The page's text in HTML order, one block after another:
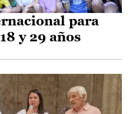
para
y 29 años